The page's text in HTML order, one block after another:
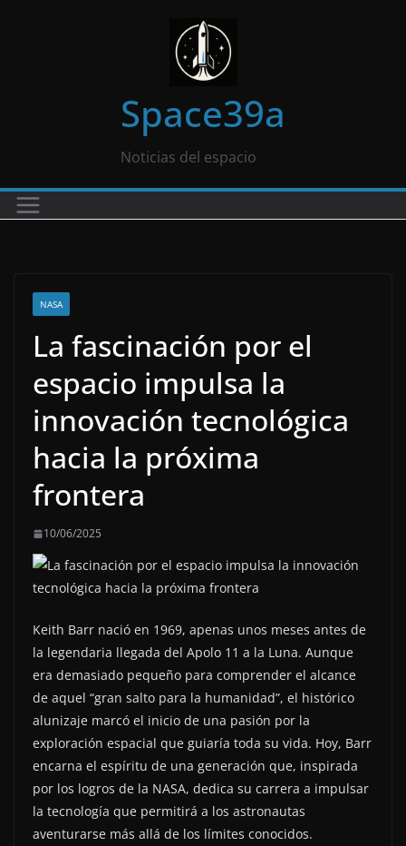
Space39a
Noticias del espacio
NASA
La fascinación por el
espacio impulsa la
innovación tecnológica
hacia la próxima
frontera
10/06/2025
Keith Barr nació en 1969, apenas unos meses antes de
la legendaria llegada del Apolo 11 a la Luna. Aunque
era demasiado pequeño para comprender el alcance
de aquel “gran salto para la humanidad”, el histórico
alunizaje marcó el inicio de una pasión por la
exploración espacial que guiaría toda su vida. Hoy, Barr
encarna el espíritu de una generación que, inspirada
por los logros de la NASA, dedica su carrera a impulsar
la tecnología que permitirá a los astronautas
aventurarse más allá de los límites conocidos.